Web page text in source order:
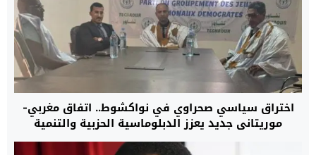
اختراق سياسي صحراوي في نواكشوط.. اتفاق مغربي-
موريتاني جديد يعزز الدبلوماسية الحزبية والتنمية
المستدامة